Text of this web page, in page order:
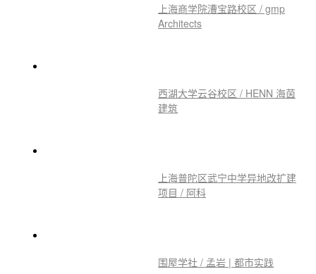
上海商学院漕宝路校区 / gmp
Architects
西湖大学云谷校区 / HENN 海茵
建筑
上海普陀区武宁中学异地改扩建
项目 / 阿科
围屋学社 / 孟岩 | 都市实践